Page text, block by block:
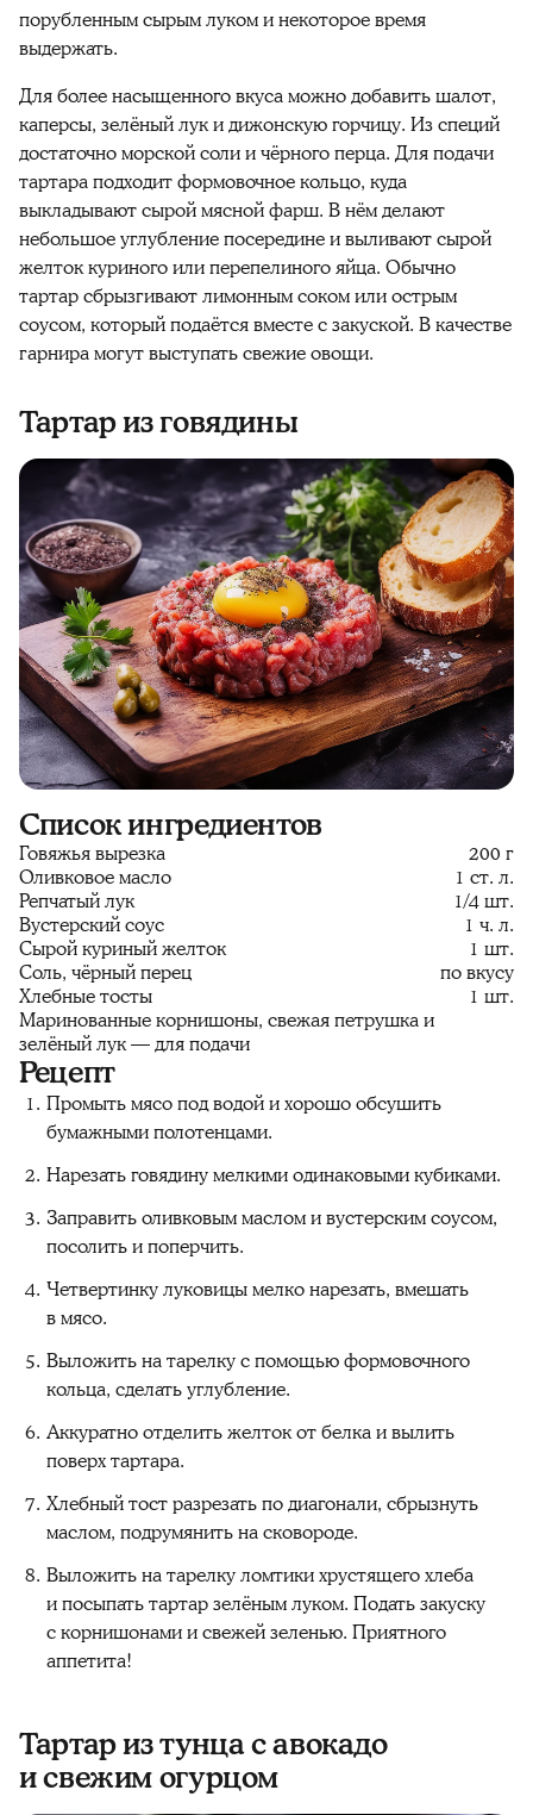
порубленным сырым луком и некоторое время
выдержать.
Для более насыщенного вкуса можно добавить шалот,
каперсы, зелёный лук и дижонскую горчицу. Из специй
достаточно морской соли и чёрного перца. Для подачи
тартара подходит формовочное кольцо, куда
выкладывают сырой мясной фарш. В нём делают
небольшое углубление посередине и выливают сырой
желток куриного или перепелиного яйца. Обычно
тартар сбрызгивают лимонным соком или острым
соусом, который подаётся вместе с закуской. В качестве
гарнира могут выступать свежие овощи.
Тартар из говядины
Список ингредиентов
Говяжья вырезка
200 г
Оливковое масло
1 ст. л.
Репчатый лук
1/4 шт.
Вустерский соус
1 ч. л.
Сырой куриный желток
1 шт.
Соль, чёрный перец
по вкусу
Хлебные тосты
1 шт.
Маринованные корнишоны, свежая петрушка и
зелёный лук — для подачи
Рецепт
Промыть мясо под водой и хорошо обсушить
бумажными полотенцами.
Нарезать говядину мелкими одинаковыми кубиками.
Заправить оливковым маслом и вустерским соусом,
посолить и поперчить.
Четвертинку луковицы мелко нарезать, вмешать
в мясо.
Выложить на тарелку с помощью формовочного
кольца, сделать углубление.
Аккуратно отделить желток от белка и вылить
поверх тартара.
Хлебный тост разрезать по диагонали, сбрызнуть
маслом, подрумянить на сковороде.
Выложить на тарелку ломтики хрустящего хлеба
и посыпать тартар зелёным луком. Подать закуску
с корнишонами и свежей зеленью. Приятного
аппетита!
Тартар из тунца с авокадо
и свежим огурцом